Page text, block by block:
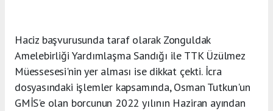
Haciz başvurusunda taraf olarak Zonguldak
Amelebirliği Yardımlaşma Sandığı ile TTK Üzülmez
Müessesesi'nin yer alması ise dikkat çekti. İcra
dosyasındaki işlemler kapsamında, Osman Tutkun'un
GMİS'e olan borcunun 2022 yılının Haziran ayından